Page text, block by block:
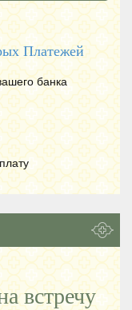
Платежей
банка
встречу